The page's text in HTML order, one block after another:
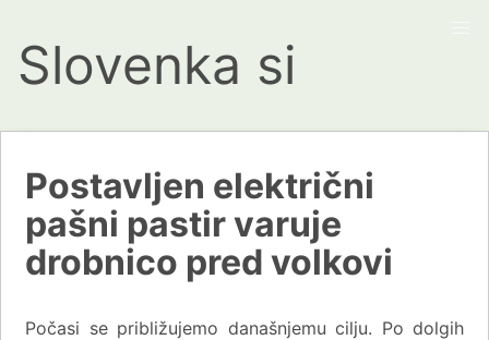
Slovenka si
Postavljen električni
pašni pastir varuje
drobnico pred volkovi
Počasi se približujemo današnjemu cilju. Po dolgih